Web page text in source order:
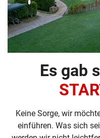
Es gab
Keine Sorge, wir
einführen. Was sich